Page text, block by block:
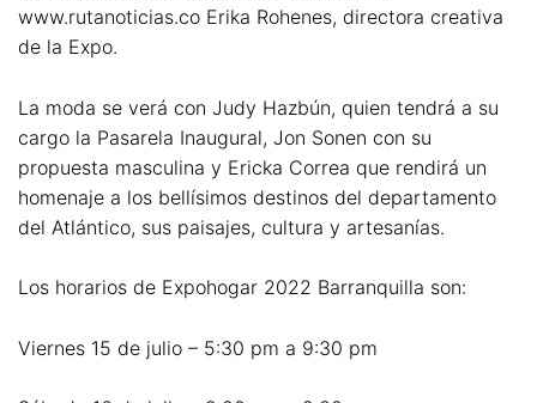
www.rutanoticias.co Erika Rohenes, directora creativa
de la Expo.
La moda se verá con Judy Hazbún, quien tendrá a su
cargo la Pasarela Inaugural, Jon Sonen con su
propuesta masculina y Ericka Correa que rendirá un
homenaje a los bellísimos destinos del departamento
del Atlántico, sus paisajes, cultura y artesanías.
Los horarios de Expohogar 2022 Barranquilla son:
Viernes 15 de julio – 5:30 pm a 9:30 pm